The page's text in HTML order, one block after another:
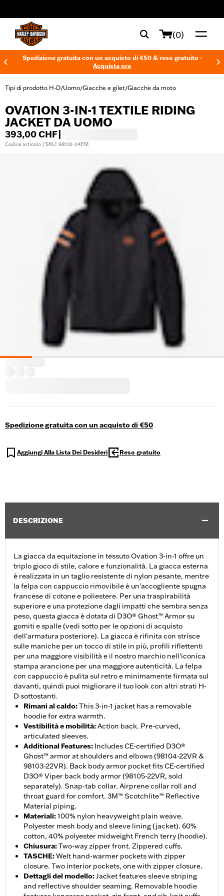
(0)
Spedizione gratuita con un acquisto di €50 & reso gratuito -
Acquista ora
Tipi di prodotto H-D/Uomo/Giacche e gilet/Giacche da moto
OVATION 3-IN-1 TEXTILE RIDING
JACKET DA UOMO
393,00 CHF
Codice articolo | SKU: 98102-24EM
Spedizione gratuita con un acquisto di €50
Aggiungi Alla Lista Dei Desideri Reso gratuito
DESCRIZIONE
La giacca da equitazione in tessuto Ovation 3-in-1 offre un
triplo gioco di stile, calore e funzionalità. La giacca esterna
è realizzata in un taglio resistente di nylon pesante, mentre
la felpa con cappuccio rimovibile è un'accogliente spugna
francese di cotone e poliestere. Per una traspirabilità
superiore e una protezione dagli impatti che sembra senza
peso, questa giacca è dotata di D3O® Ghost™ Armor su
gomiti e spalle (vedi sotto per le opzioni di acquisto
dell'armatura posteriore). La giacca è rifinita con strisce
sulle maniche per un tocco di stile in più, profili riflettenti
per una maggiore visibilità e il nostro marchio nell'iconica
stampa arancione per una maggiore autenticità. La felpa
con cappuccio è pulita sul retro e minimamente firmata sul
davanti, quindi puoi migliorare il tuo look con altri strati H-
D sottostanti.
Rimani al caldo:This 3-in-1 jacket has a removable
hoodie for extra warmth.
Vestibilità e mobilità:Action back. Pre-curved,
articulated sleeves.
Additional Features: Includes CE-certified D3O®
Ghost™ armor at shoulders and elbows (98104-22VR &
98103-22VR). Back body armor pocket fits CE-certified
D3O® Viper back body armor (98105-22VR, sold
separately). Snap-tab collar. Airprene collar roll and
throat guard for comfort. 3M™ Scotchlite™ Reflective
Material piping.
Materiali:100% nylon heavyweight plain weave.
Polyester mesh body and sleeve lining (jacket). 60%
cotton, 40% polyester midweight French terry (hoodie).
Chiusura:Two-way zipper front. Zippered cuffs.
TASCHE:Welt hand-warmer pockets with zipper
closure. Two interior pockets, one with zipper closure.
Dettagli del modello:Jacket features sleeve striping
and reflective shoulder seaming. Removable hoodie